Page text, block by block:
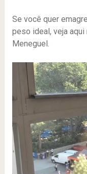
Se você quer
peso ideal, veja aqui
Meneguel.